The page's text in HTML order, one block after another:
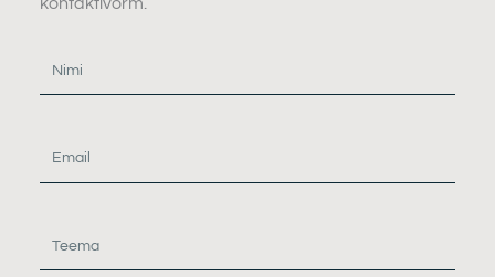
Nimi
Email